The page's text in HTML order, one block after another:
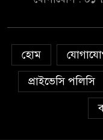
হোম
প্রাইভেসি পলিসি